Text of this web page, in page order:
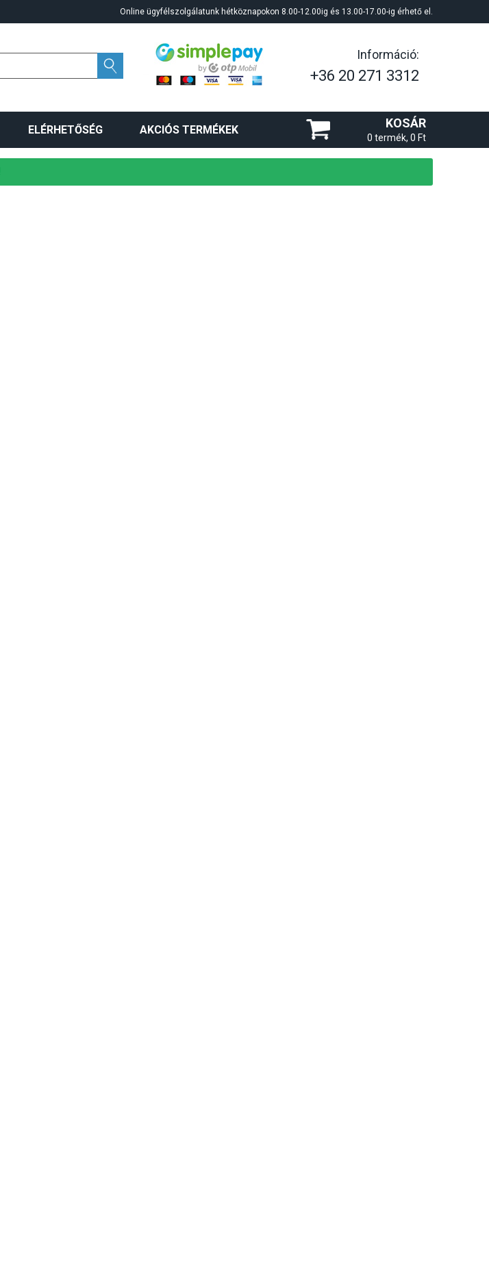
Online ügyfélszolgálatunk hétköznapokon 8.00-12.00ig és 13.00-17.00-ig érhető el.
Információ:
+36 20 271 3312
ELÉRHETŐSÉG AKCIÓS TERMÉKEK KOSÁR
0 termék, 0 Ft